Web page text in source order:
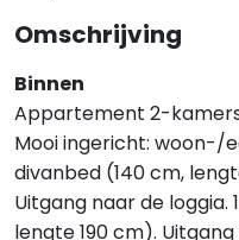
Omschrijving
Binnen
Appartement 2-
Mooi ingericht: woon-/
divanbed (140 cm,
Uitgang naar de
lengte 190 cm).